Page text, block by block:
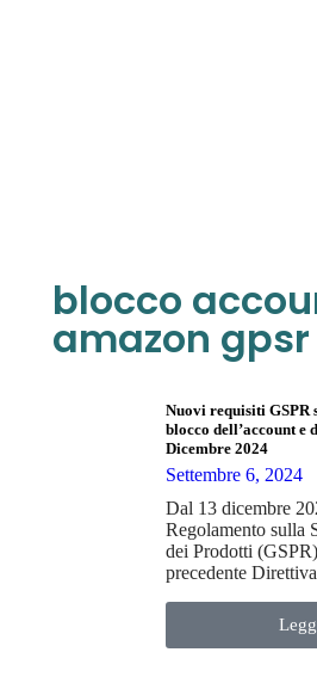
blocco
amazon gpsr
Nuovi requisiti GSPR
blocco dell’account e
Dicembre 2024
Settembre 6, 2024
Dal 13 dicembre
Regolamento sulla
dei Prodotti
precedente